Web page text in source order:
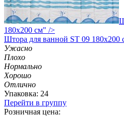
180х200 см" />
Штора для ванной ST 09 180х200
Ужасно
Плохо
Нормально
Хорошо
Отлично
Упаковка: 24
Перейти в группу
Розничная цена: